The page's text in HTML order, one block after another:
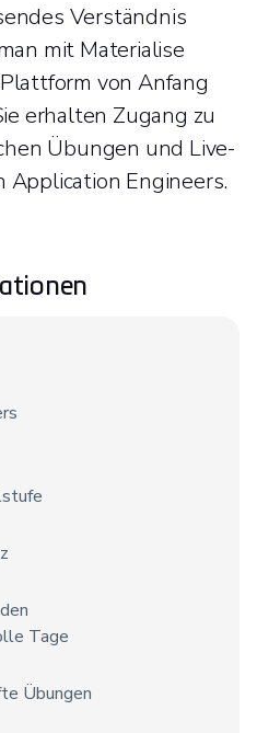
Verständnis
mit Materialise
von Anfang
erhalten Zugang zu
Übungen und Live-
Engineers.
Tage
Übungen